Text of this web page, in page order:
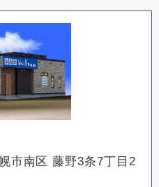
市南区 藤野3条7丁目2